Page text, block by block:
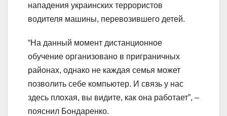
нападения украинских террористов
водителя машины, перевозившего детей.
“На данный момент дистанционное
обучение организовано в приграничных
районах, однако не каждая семья может
позволить себе компьютер. И связь у нас
здесь плохая, вы видите, как она работает”, –
пояснил Бондаренко.